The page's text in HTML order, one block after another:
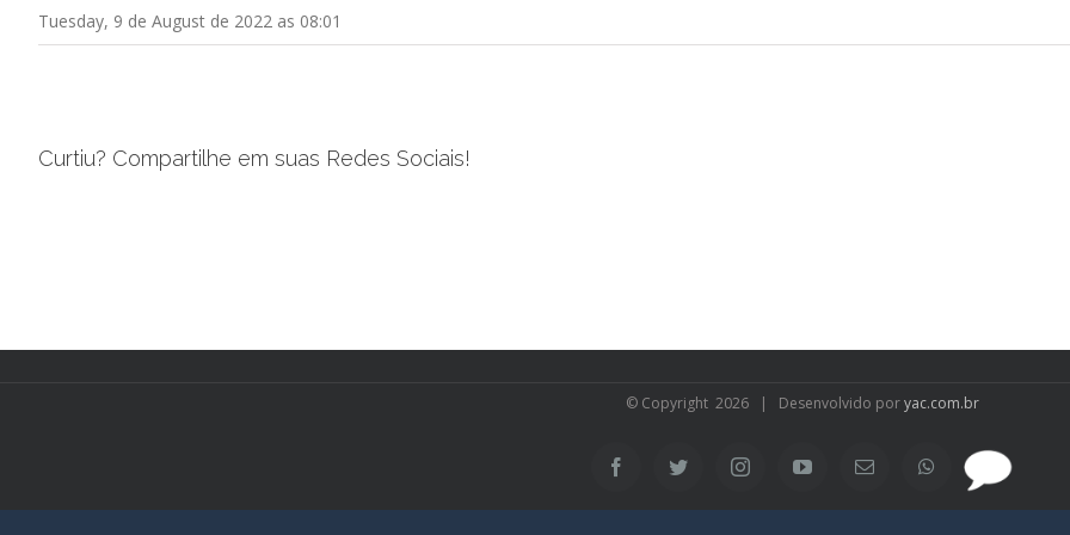
Tuesday, 9 de August de 2022 as 08:01
Curtiu? Compartilhe em suas Redes Sociais!
© Copyright 2026 | Desenvolvido poryac.com.br
FacebookTwitter InstagramYouTubeEmail WhatsApp
SAC